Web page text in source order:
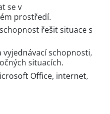
se v
prostředí.
řešit situace s
schopnosti,
situacích.
Office, internet,